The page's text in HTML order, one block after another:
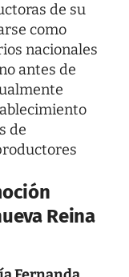
de su
como
nacionales
antes de
de
Reina